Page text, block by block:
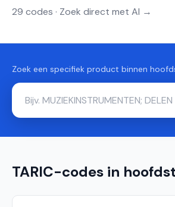
29 codes · Zoek direct met AI →
Zoek een specifiek product binnen
TARIC-codes in